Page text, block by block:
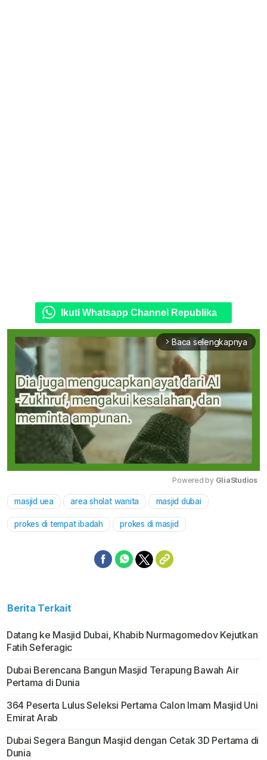
Ikuti Whatsapp Channel Republika
arrow_forward_ios Baca selengkapnya
Powered by GliaStudios
masjid uea area sholat wanita masjid dubai
prokes di tempat ibadah prokes di masjid
Berita Terkait
Datang ke Masjid Dubai, Khabib Nurmagomedov Kejutkan
Fatih Seferagic
Dubai Berencana Bangun Masjid Terapung Bawah Air
Pertama di Dunia
364 Peserta Lulus Seleksi Pertama Calon Imam Masjid Uni
Emirat Arab
Dubai Segera Bangun Masjid dengan Cetak 3D Pertama di
Dunia